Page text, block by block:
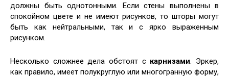
должны быть однотонными. Если стены выполнены в
спокойном цвете и не имеют рисунков, то шторы могут
быть как нейтральными, так и с ярко выраженным
рисунком.
Несколько сложнее дела обстоят с карнизами. Эркер,
как правило, имеет полукруглую или многогранную форму,